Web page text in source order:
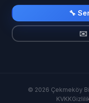
🔧
✉️
© 2026 Çekmeköy
KVKK